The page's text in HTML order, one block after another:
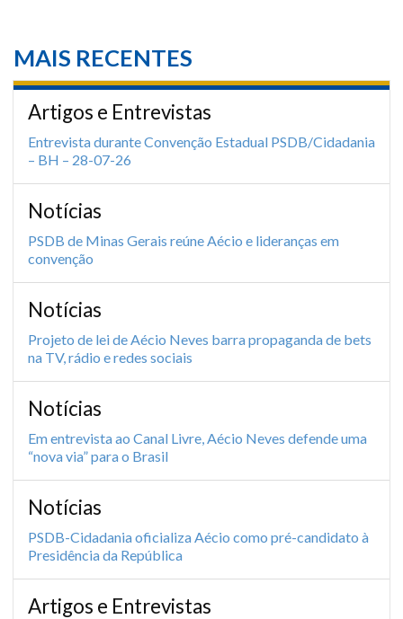
MAIS RECENTES
Artigos e Entrevistas
Entrevista durante Convenção Estadual PSDB/Cidadania
– BH – 28-07-26
Notícias
PSDB de Minas Gerais reúne Aécio e lideranças em
convenção
Notícias
Projeto de lei de Aécio Neves barra propaganda de bets
na TV, rádio e redes sociais
Notícias
Em entrevista ao Canal Livre, Aécio Neves defende uma
“nova via” para o Brasil
Notícias
PSDB-Cidadania oficializa Aécio como pré-candidato à
Presidência da República
Artigos e Entrevistas